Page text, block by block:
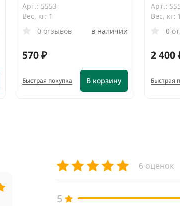
Арт.: 5553
Вес, кг: 1
0 отзывов
в наличии
570 ₽
В корзину
Быстрая покупка
Арт.:
Вес, кг: 1
0
2 400
Быстрая
6 оценок
5